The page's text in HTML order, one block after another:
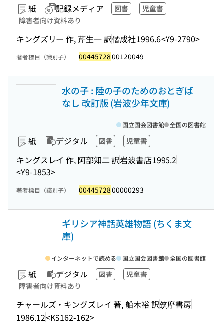
紙 記録メディア 図書
児童書
障害者向け資料あり
キングズリー 作, 芹生一 訳偕成社1996.6<Y9-2790>
著者標目（識別子） 00445728 00120049
水の子 : 陸の子のためのおとぎば
なし 改訂版 (岩波少年文庫)
紙 デジタル 図書 児童書
キングスレイ 作, 阿部知二 訳岩波書店1995.2
<Y9-1853>
国立国会図書館 全国の図書館
著者標目（識別子） 00445728 00000293
ギリシア神話英雄物語 (ちくま文
庫)
紙 デジタル 図書
児童書
障害者向け資料あり
チャールズ・キングズレイ 著, 船木裕 訳筑摩書房
1986.12<KS162-162>
インターネットで読める 国立国会図書館 全国の図書館